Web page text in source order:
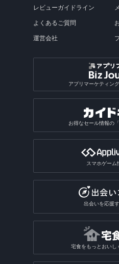
レビューガイドライン
よくあるご質問
運営会社
アプリマーケティン
お得なセール情報の
スマホゲーム
出会いを応援
宅食をもっとおいし